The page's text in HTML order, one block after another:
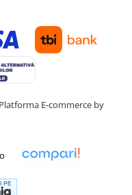
Platforma E-commerce by